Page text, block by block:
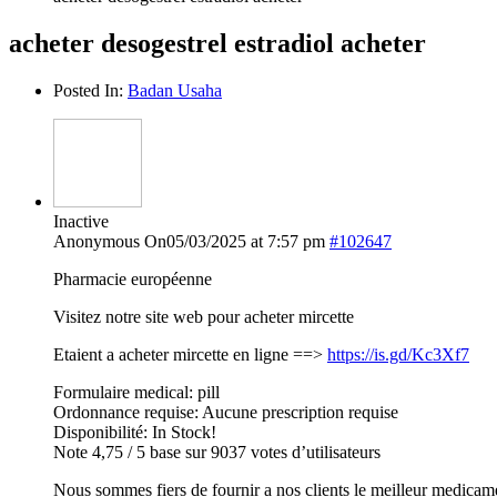
acheter desogestrel estradiol acheter
Posted In: Badan Usaha
Inactive
Anonymous On05/03/2025 at 7:57 pm #102647
Pharmacie européenne
Visitez notre site web pour acheter mircette
Etaient a acheter mircette en ligne ==> https://is.gd/Kc3Xf7
Formulaire medical: pill
Ordonnance requise: Aucune prescription requise
Disponibilité: In Stock!
Note 4,75 / 5 base sur 9037 votes d’utilisateurs
Nous sommes fiers de fournir a nos clients le meilleur